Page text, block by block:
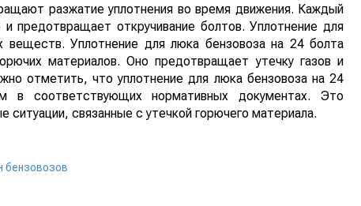
разжатие уплотнения во время движения. Каждый
предотвращает откручивание болтов. Уплотнение для
веществ. Уплотнение для люка бензовоза на 24 болта
материалов. Оно предотвращает утечку газов и
отметить, что уплотнение для люка бензовоза на 24
в соответствующих нормативных документах. Это
связанные с утечкой горючего материала.
бензовозов